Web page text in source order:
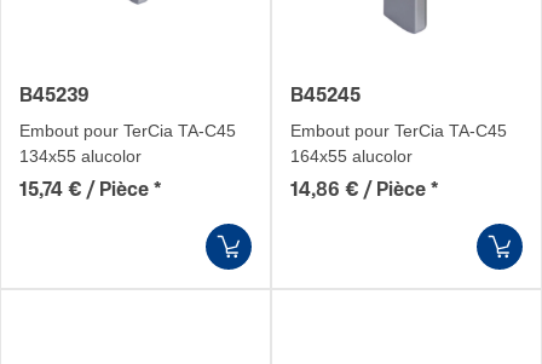
B45239
Embout pour TerCia TA-C45
134x55 alucolor
15,74 € / Pièce *
B45245
Embout pour TerCia TA-C45
164x55 alucolor
14,86 € / Pièce *